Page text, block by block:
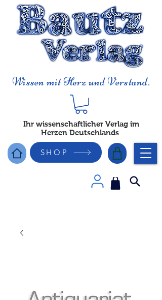
Wissen mit Herz und Verstand.
Ihr wissenschaftlicher Verlag im
Herzen Deutschlands
SHOP